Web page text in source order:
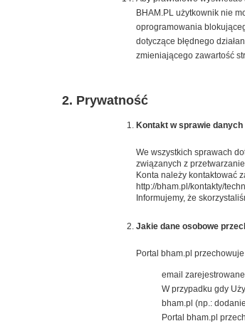
BHAM.PL użytkownik nie
oprogramowania
dotyczące błędnego
zmieniającego zawartość
Prywatność
Kontakt w sprawie
We wszystkich sprawach
związanych z
Konta należy kontaktować
http://bham.pl/kontakty/
Informujemy, że
Jakie dane osobowe
Portal bham.pl
email
W przypadku gdy
bham.pl (np.:
Portal bham.pl